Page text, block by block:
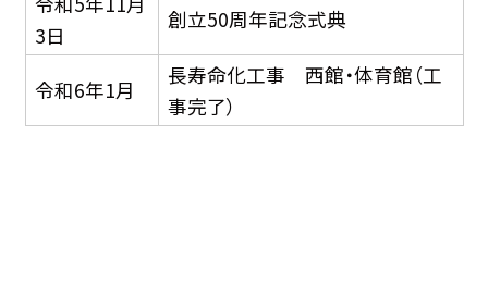
3日
創立50周年記念式典
令和6年1月
長寿命化工事 西館・体育館（工
事完了）